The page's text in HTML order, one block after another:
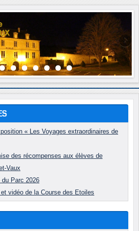
« Les Voyages extraordinaires de
des récompenses aux élèves de
Vaux
du Parc 2026
vidéo de la Course des Etoiles